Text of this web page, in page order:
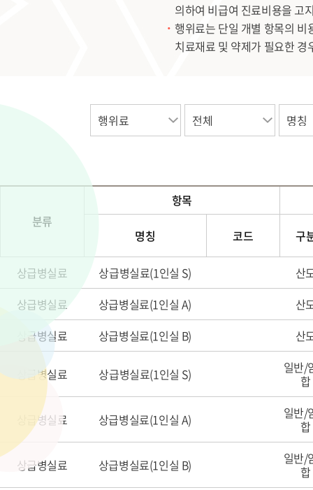
의하여 비급여 진료비용을 고
행위료는 단일 개별 항목의 비
치료재료 및 약제가 필요한 경
분류
항목
명칭 코드 구
상급병실료 상급병실료(1인실 S)
산
상급병실료
상급병실료(1인실 A)
산
상급병실료
상급병실료(1인실 B) 산
상급병실료 상급병실료(1인실 S)
일반/
합
상급병실료 상급병실료(1인실 A)
일반/
합
상급병실료 상급병실료(1인실 B)
일반/
합